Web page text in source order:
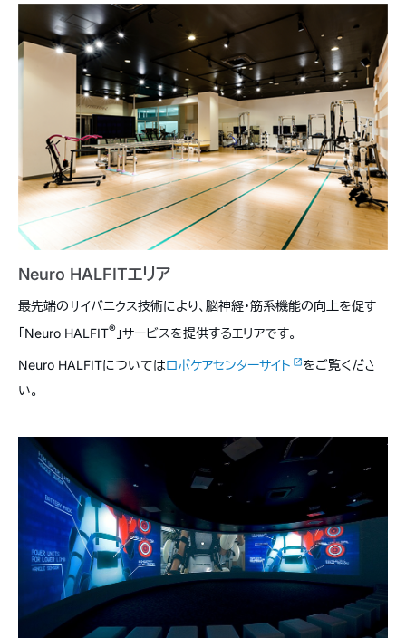
Neuro HALFITエリア
最先端のサイバニクス技術により、脳神経・筋系機能の向上を促す
「Neuro HALFIT® 」サービスを提供するエリアです。
Neuro HALFITについてはロボケアセンターサイト
をご覧くださ
い。